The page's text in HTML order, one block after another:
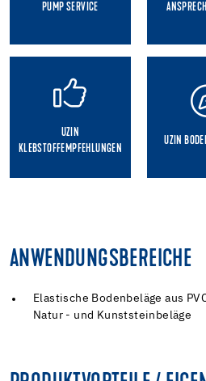
PUMP SERVICE
UZIN
KLEBSTOFFEMPFEHLUNGEN
UZIN
ANWENDUNGSBEREICHE
Elastische Bodenbeläge aus
Natur - und Kunststeinbeläge